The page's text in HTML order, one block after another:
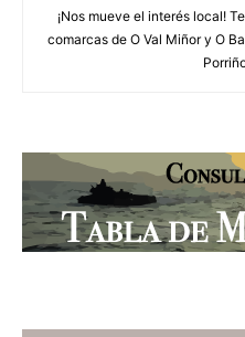
¡Nos mueve el interés local!
comarcas de O Val Miñor y O